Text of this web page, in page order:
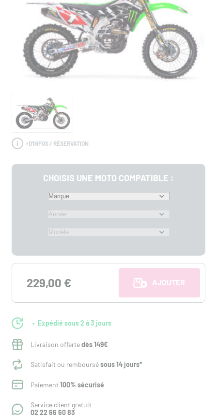
+D'INFOS / RÉSERVATION
CHOISIS UNE MOTO COMPATIBLE :
229,00 € AJOUTER AU
Expédié sous 2 à 3 jours
Livraison offertedès 149€
Satisfait ou remboursésous 14 jours*
Paiement100% sécurisé
Service client gratuit
02 22 66 60 83